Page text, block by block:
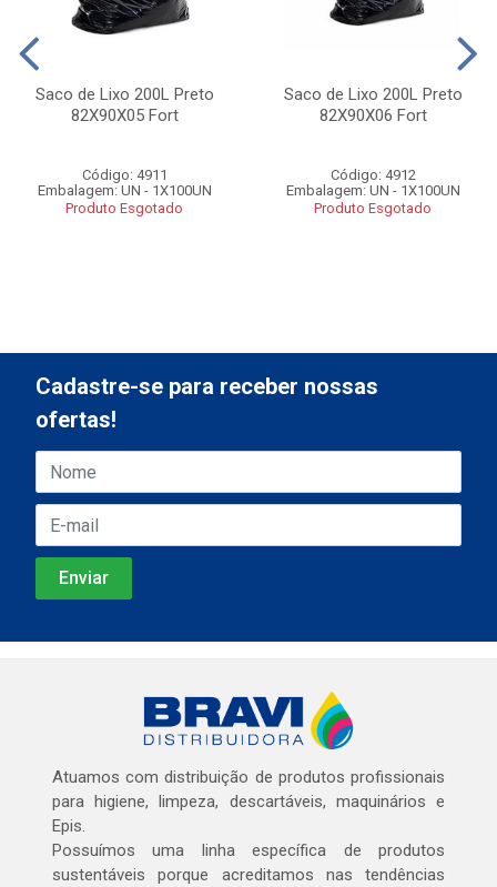
Saco de Lixo 200L Preto
82X90X05 Fort
Código: 4911
Embalagem: UN - 1X100UN
Produto Esgotado
Saco de Lixo 200L Preto
82X90X06 Fort
Código: 4912
Embalagem: UN - 1X100UN
Produto Esgotado
Cadastre-se para receber nossas
ofertas!
Atuamos com distribuição de produtos profissionais
para higiene, limpeza, descartáveis, maquinários e
Epis.
Possuímos uma linha específica de produtos
sustentáveis porque acreditamos nas tendências